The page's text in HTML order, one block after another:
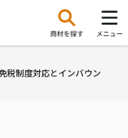
制度対応とインバウン